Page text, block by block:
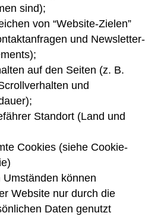
sind);
von “Website-Zielen”
und Newsletter-
auf den Seiten (z. B.
und
Standort (Land und
Cookies (siehe Cookie-
können
Website nur durch die
Daten genutzt